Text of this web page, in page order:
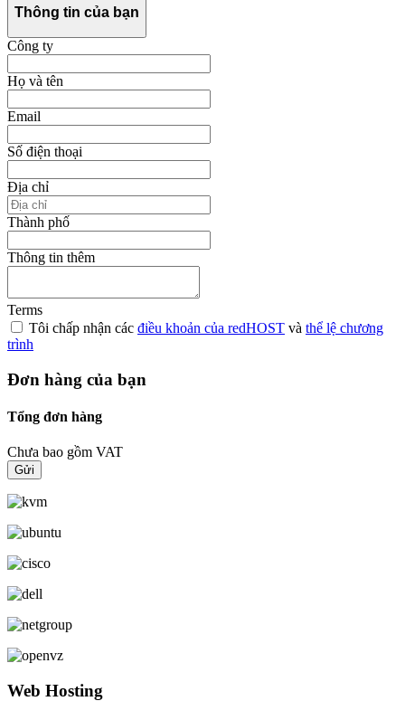
Thông tin của bạn
Công ty
Họ và tên
Email
Số điện thoại
Địa chỉ
Thành phố
Thông tin thêm
Terms
Tôi chấp nhận các điều khoản của redHOST và thể lệ chương
trình
Đơn hàng của bạn
Tổng đơn hàng
Chưa bao gồm VAT
Web Hosting